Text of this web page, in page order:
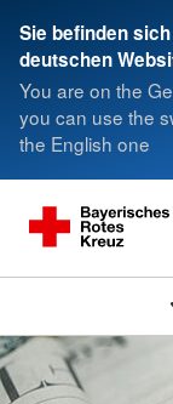
Sie befinden
deutschen
You are on the
you can use the
the English one